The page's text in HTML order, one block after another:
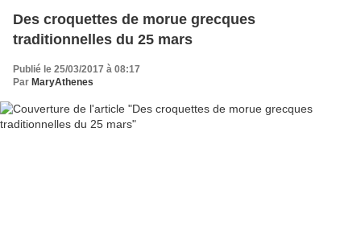
Des croquettes de morue grecques
traditionnelles du 25 mars
Publié le 25/03/2017 à 08:17
Par MaryAthenes